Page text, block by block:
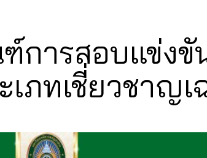
การสอบแข่ง
ภทเชี่ยวชาญเ